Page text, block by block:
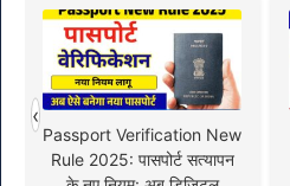
Passport Verification New
Rule 2025: पासपोर्ट सत्यापन
‹